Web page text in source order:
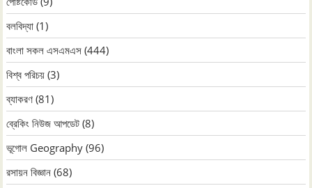
বলবিদ্যা (1)
বাংলা সকল এসএমএস (444)
বিশ্ব পরিচয় (3)
ব্যাকরণ (81)
ব্রেকিং নিউজ আপডেট (8)
ভূগোল Geography (96)
রসায়ন বিজ্ঞান (68)